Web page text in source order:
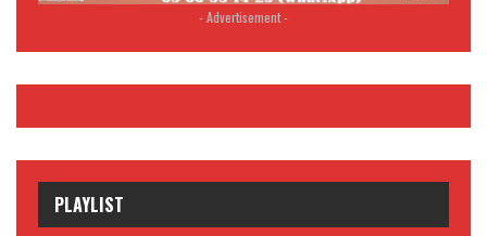
- Advertisement -
PLAYLIST